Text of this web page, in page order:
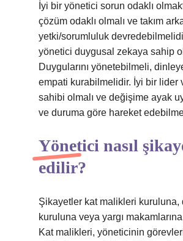
İyi bir yönetici sorun odaklı
çözüm odaklı olmalı ve takım
yetki/sorumluluk
yönetici duygusal zekaya sahip
Duygularını yönetebilmeli,
empati kurabilmelidir. İyi bir lider
sahibi olmalı ve değişime ayak
ve duruma göre hareket
Yönetici nasıl
edilir?
Şikayetler kat malikleri kuruluna,
kuruluna veya yargı
Kat malikleri, yöneticinin